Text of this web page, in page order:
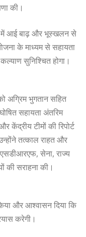
की।
में आई बाढ़ और भूस्खलन से
के माध्यम से सहायता
सुनिश्चित होगा।
अग्रिम भुगतान सहित
सहायता अंतरिम
टीमों की रिपोर्ट
तत्काल राहत और
सेना, राज्य
की सराहना की।
और आश्वासन दिया कि
करेगी।